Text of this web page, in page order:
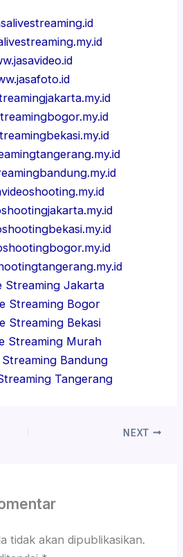
Streaming Jakarta
Streaming Bogor
Streaming Bekasi
Streaming Murah
Bandung
Tangerang
NEXT
tidak akan dipublikasikan.